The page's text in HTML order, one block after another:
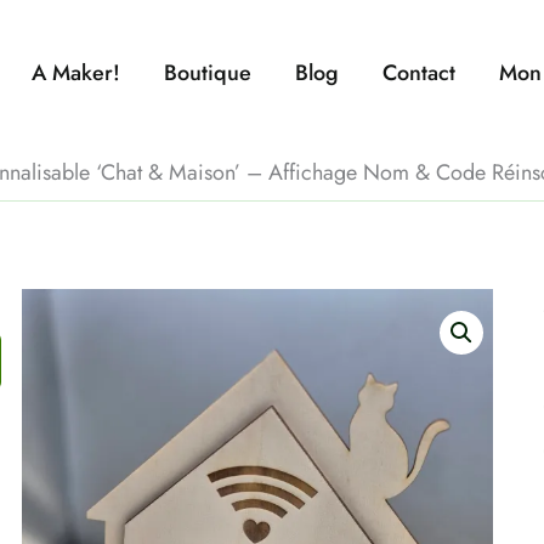
A Maker! Boutique Blog Contact
‘Chat & Maison’ – Affichage Nom & Code